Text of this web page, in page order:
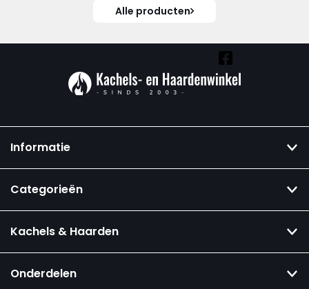
Alle producten
Informatie
Categorieën
Kachels & Haarden
Onderdelen